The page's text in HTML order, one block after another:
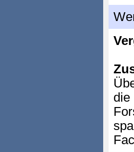
die